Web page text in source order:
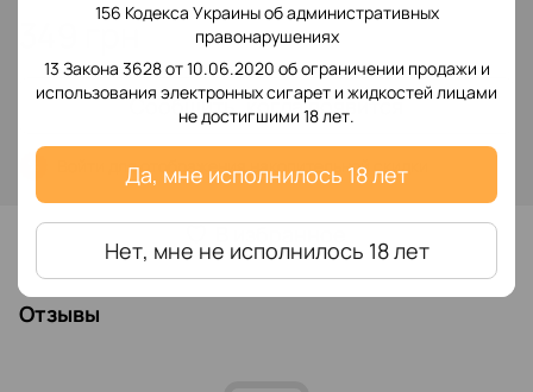
156 Кодекса Украины об административных
правонарушениях
13 Закона 3628 от 10.06.2020 об ограничении продажи и
использования электронных сигарет и жидкостей лицами
не достигшими 18 лет.
Да, мне исполнилось 18 лет
Нет, мне не исполнилось 18 лет
349 грн
Сообщить, когда появится
для отображения накопительной скидки
Отзывы